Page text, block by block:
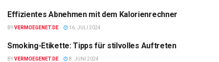
GADGET
Effizientes Abnehmen mit dem Kalorienrechner
BYVERMOEGENET.DE 16. JULI 2024
GADGET
Smoking-Etikette: Tipps für stilvolles Auftreten
BYVERMOEGENET.DE 8. JUNI 2024